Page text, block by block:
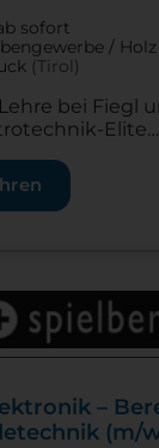
sofort
/ Holz
(Tirol)
bei Fiegl
Elite
die
Modifizieren
und
–
(m/